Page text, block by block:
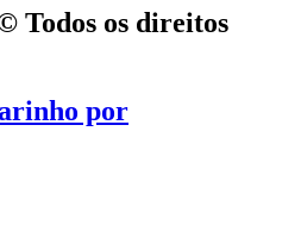
Todos os direitos
por